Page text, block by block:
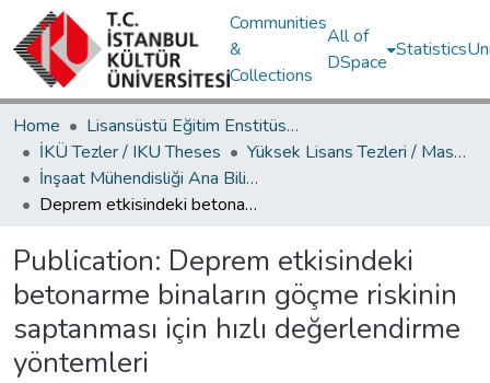
Communities
&
Collections
All of
DSpace
Statistics
Home
Lisansüstü Eğitim Enstitüsü / Postgraduate Education Institute
İKÜ Tezler / IKU Theses
Yüksek Lisans Tezleri / Master's Theses
İnşaat Mühendisliği Ana Bilim Dalı / Civil Engineering Department
Deprem etkisindeki betonarme binaların göçme riskinin saptanması için hızlı değerlendirme yöntemleri
Publication: Deprem etkisindeki
betonarme binaların göçme riskinin
saptanması için hızlı değerlendirme
yöntemleri